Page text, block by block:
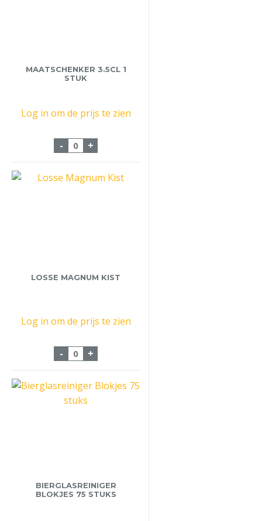
MAATSCHENKER 3.5CL 1
STUK
Log in om de prijs te zien
- Maatschenker 3.5cl 1 stuk aantal
+
LOSSE MAGNUM KIST
Log in om de prijs te zien
- Losse Magnum Kist aantal
+
BIERGLASREINIGER
BLOKJES 75 STUKS